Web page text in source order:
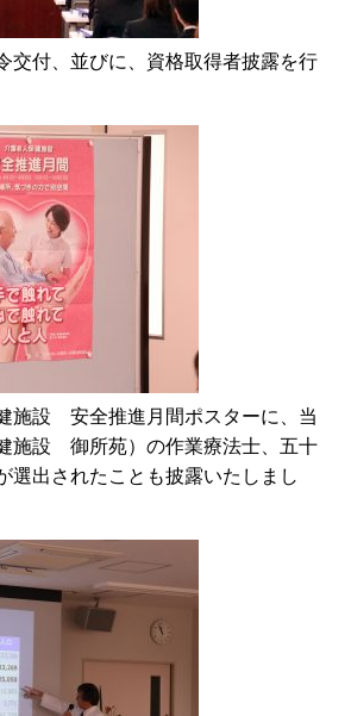
交付、並びに、資格取得者披露を行
施設 安全推進月間ポスターに、当
施設 御所苑）の作業療法士、五十
選出されたことも披露いたしまし